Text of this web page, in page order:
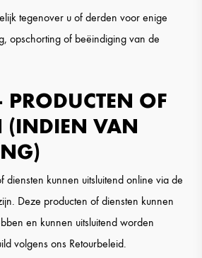
tegenover u of derden voor enige
opschorting of beëindiging van de
PRODUCTEN OF
(INDIEN VAN
diensten kunnen uitsluitend online via de
Deze producten of diensten kunnen
en kunnen uitsluitend worden
volgens ons Retourbeleid.